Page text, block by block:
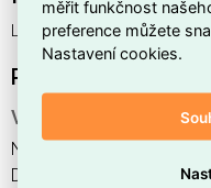
LED CLS A67 17W(120W)
Podrobný popis
Výhody produktu
Nízká spotřeba energie.
Dlouhá životnost, vysoká
měřit funkčnost
preference můžete
Nastavení cookies.